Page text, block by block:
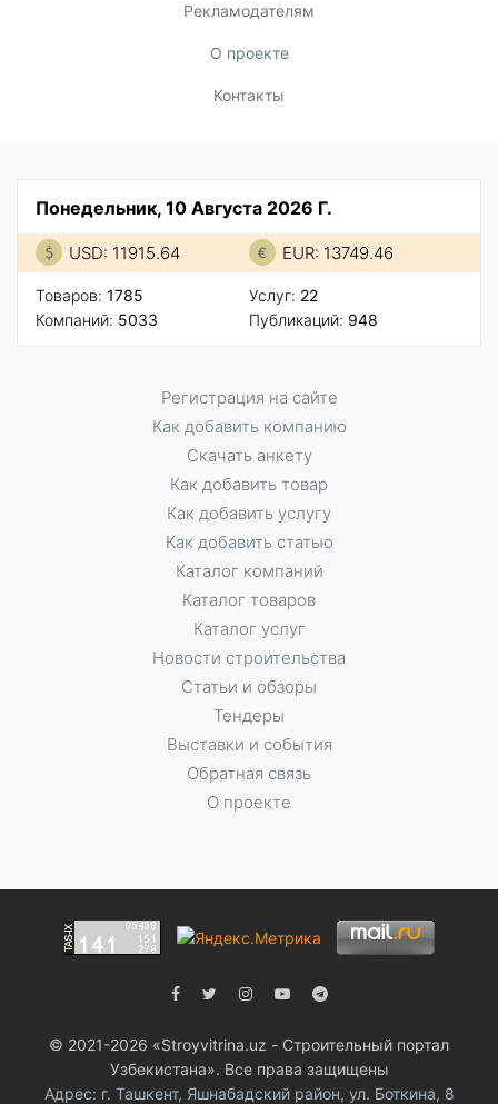
Рекламодателям
О проекте
Контакты
Понедельник, 10 Августа 2026 Г.
USD: 11915.64 EUR: 13749.46
Товаров: 1785
Компаний: 5033
Услуг: 22
Публикаций: 948
Регистрация на сайте
Как добавить компанию
Скачать анкету
Как добавить товар
Как добавить услугу
Как добавить статью
Каталог компаний
Каталог товаров
Каталог услуг
Новости строительства
Статьи и обзоры
Тендеры
Выставки и события
Обратная связь
О проекте
© 2021-2026 «Stroyvitrina.uz - Строительный портал
Узбекистана». Все права защищены
Адрес: г. Ташкент, Яшнабадский район, ул. Боткина, 8